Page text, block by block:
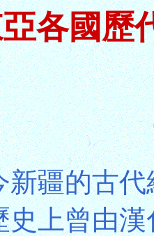
各國歷
新疆的古
史上曾由